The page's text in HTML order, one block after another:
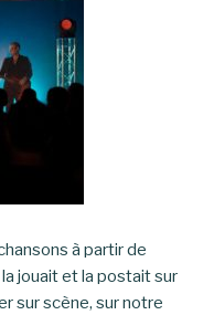
à partir de
jouait et la postait sur
sur scène, sur notre